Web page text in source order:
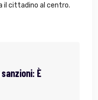
il cittadino al centro.
È